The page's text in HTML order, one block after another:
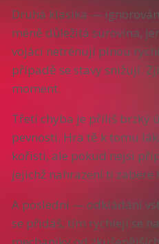
Druhá klasika —
méně důležitá surovina,
vojáci netrénují plnou
případě se stavy snižují.
moment.
Třetí chyba je příliš brzký
pevnosti. Hra tě k tomu
kořisti, ale pokud nejsi
jejichž nahrazení ti zabere
A poslední — odkládání
se přidáš, tím rychleji se